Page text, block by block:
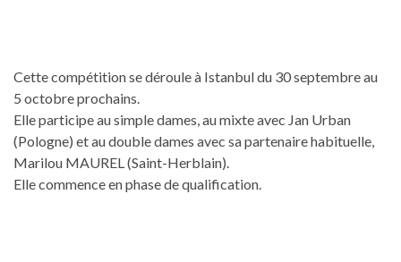
Cette compétition se déroule à Istanbul du 30 septembre au
5 octobre prochains.
Elle participe au simple dames, au mixte avec Jan Urban
(Pologne) et au double dames avec sa partenaire habituelle,
Marilou MAUREL (Saint-Herblain).
Elle commence en phase de qualification.